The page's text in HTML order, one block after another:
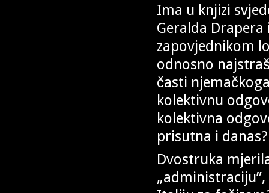
Ima u knjizi
Geralda
zapovjednikom
odnosno
časti
kolektivnu
kolektivna
prisutna i danas?
Dvostruka